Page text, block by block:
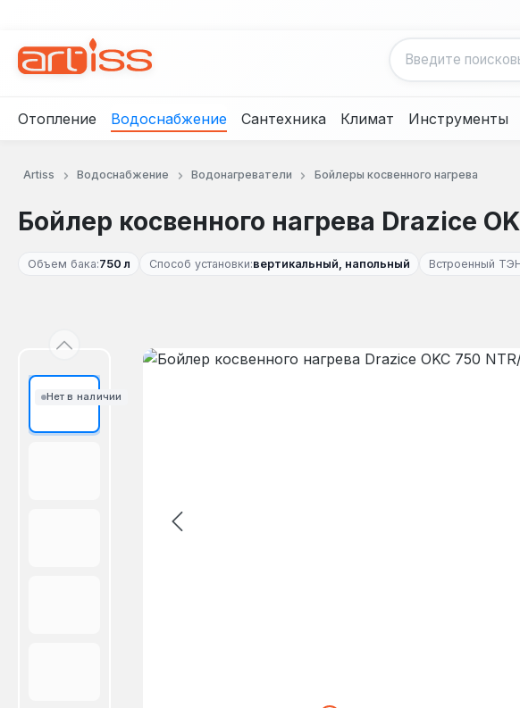
Отопление Водоснабжение Сантехника Климат Инструменты
Artiss Водоснабжение Водонагреватели Бойлеры косвенного нагрева
Бойлер косвенного нагрева Drazice
Объем бака:750 л Способ установки:вертикальный, напольный Встроенный
Нет в наличии
Пропустить галерею изображений